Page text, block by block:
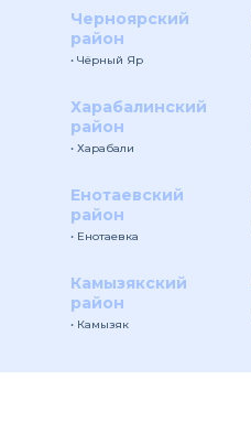
Черноярский
район
• Чёрный Яр
Харабалинский
район
• Харабали
Енотаевский
район
• Енотаевка
Камызякский
район
• Камызяк